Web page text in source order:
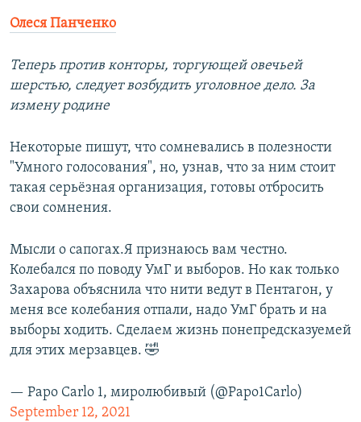
Олеся Панченко
Теперь против конторы, торгующей овечьей
шерстью, следует возбудить уголовное дело. За
измену родине
Некоторые пишут, что сомневались в полезности
"Умного голосования", но, узнав, что за ним стоит
такая серьёзная организация, готовы отбросить
свои сомнения.
Мысли о сапогах.Я признаюсь вам честно.
Колебался по поводу УмГ и выборов. Но как только
Захарова объяснила что нити ведут в Пентагон, у
меня все колебания отпали, надо УмГ брать и на
выборы ходить. Сделаем жизнь понепредсказуемей
для этих мерзавцев. 🤣
— Papo Carlo 1, миролюбивый (@Papo1Carlo)
September 12, 2021